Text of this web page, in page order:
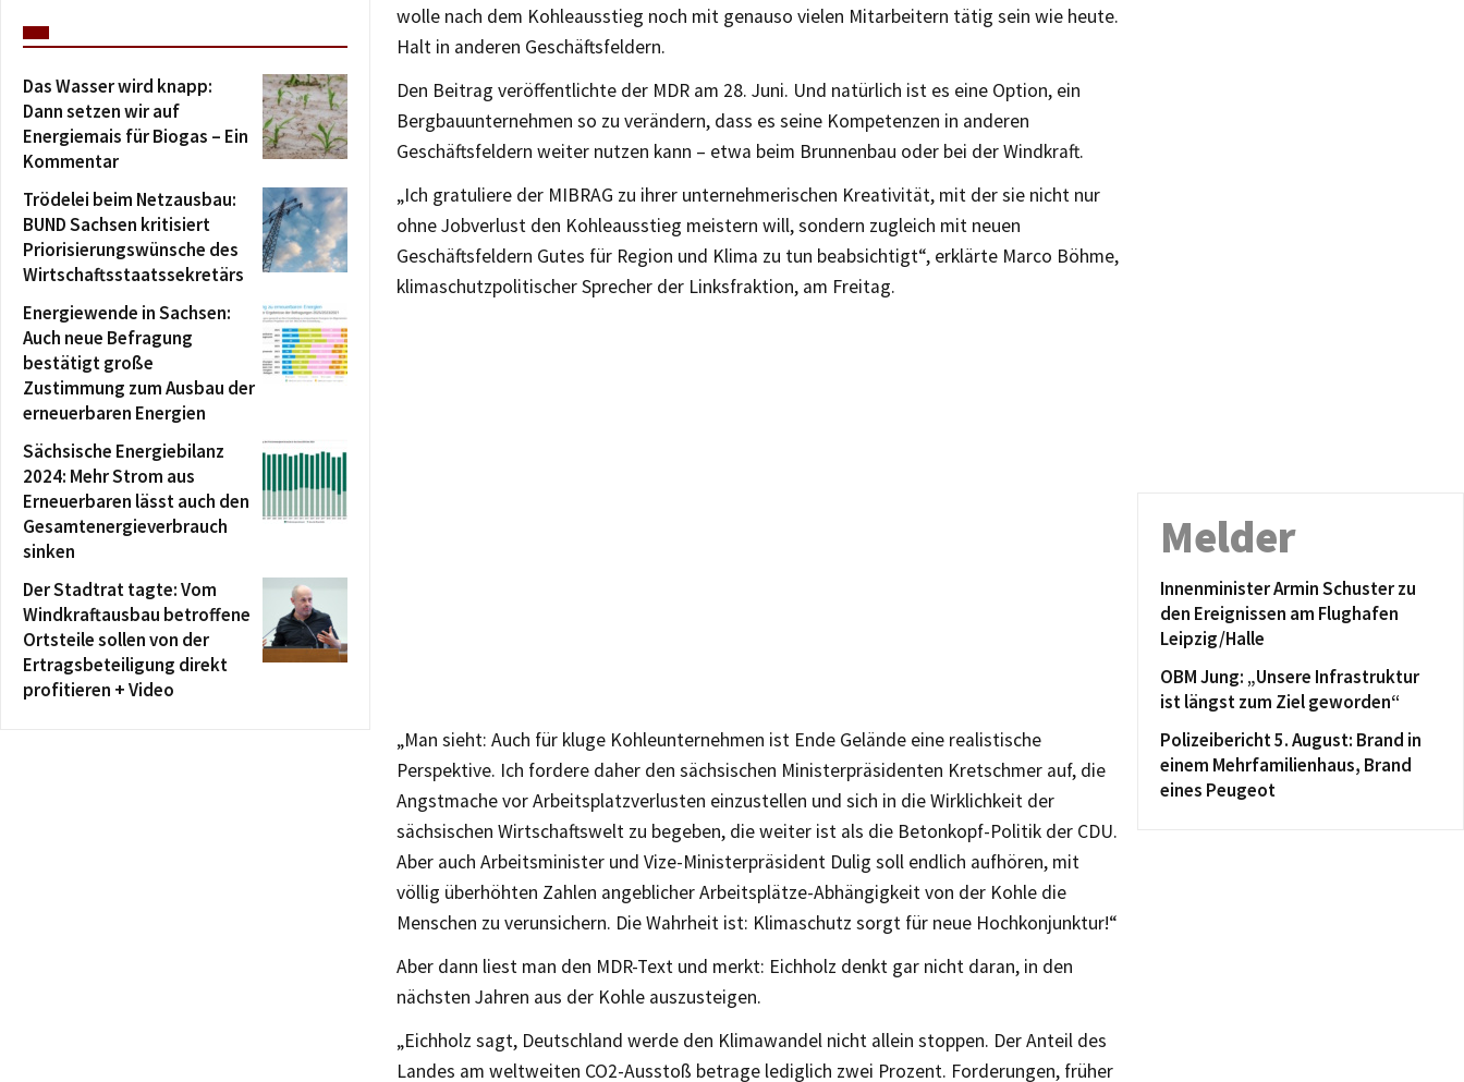
wolle nach dem Kohleausstieg noch mit genauso vielen Mitarbeitern tätig sein wie heute.
Halt in anderen Geschäftsfeldern.
Den Beitrag veröffentlichte der MDR am 28. Juni. Und natürlich ist es eine Option, ein
Bergbauunternehmen so zu verändern, dass es seine Kompetenzen in anderen
Geschäftsfeldern weiter nutzen kann – etwa beim Brunnenbau oder bei der Windkraft.
„Ich gratuliere der MIBRAG zu ihrer unternehmerischen Kreativität, mit der sie nicht nur
ohne Jobverlust den Kohleausstieg meistern will, sondern zugleich mit neuen
Geschäftsfeldern Gutes für Region und Klima zu tun beabsichtigt“, erklärte Marco Böhme,
klimaschutzpolitischer Sprecher der Linksfraktion, am Freitag.
„Man sieht: Auch für kluge Kohleunternehmen ist Ende Gelände eine realistische
Perspektive. Ich fordere daher den sächsischen Ministerpräsidenten Kretschmer auf, die
Angstmache vor Arbeitsplatzverlusten einzustellen und sich in die Wirklichkeit der
sächsischen Wirtschaftswelt zu begeben, die weiter ist als die Betonkopf-Politik der CDU.
Aber auch Arbeitsminister und Vize-Ministerpräsident Dulig soll endlich aufhören, mit
völlig überhöhten Zahlen angeblicher Arbeitsplätze-Abhängigkeit von der Kohle die
Menschen zu verunsichern. Die Wahrheit ist: Klimaschutz sorgt für neue Hochkonjunktur!“
Aber dann liest man den MDR-Text und merkt: Eichholz denkt gar nicht daran, in den
nächsten Jahren aus der Kohle auszusteigen.
„Eichholz sagt, Deutschland werde den Klimawandel nicht allein stoppen. Der Anteil des
Landes am weltweiten CO2-Ausstoß betrage lediglich zwei Prozent. Forderungen, früher
Das Wasser wird knapp:
Dann setzen wir auf
Energiemais für Biogas – Ein
Kommentar
Trödelei beim Netzausbau:
BUND Sachsen kritisiert
Priorisierungswünsche des
Wirtschaftsstaatssekretärs
Energiewende in Sachsen:
Auch neue Befragung
bestätigt große
Zustimmung zum Ausbau der
erneuerbaren Energien
Sächsische Energiebilanz
2024: Mehr Strom aus
Erneuerbaren lässt auch den
Gesamtenergieverbrauch
sinken
Der Stadtrat tagte: Vom
Windkraftausbau betroffene
Ortsteile sollen von der
Ertragsbeteiligung direkt
profitieren + Video
Melder
Innenminister Armin Schuster zu
den Ereignissen am Flughafen
Leipzig/Halle
OBM Jung: „Unsere Infrastruktur
ist längst zum Ziel geworden“
Polizeibericht 5. August: Brand in
einem Mehrfamilienhaus, Brand
eines Peugeot